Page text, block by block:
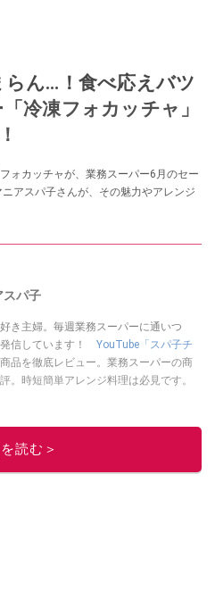
ん…！食べ応えバツ
冷凍フォカッチャ」
ォカッチャが、業務スーパー6月のセー
アスパ子さんが、その魅力やアレンジ
スパ子
き主婦。毎週業務スーパーに通いつ
信しています！ YouTube「スパ子チ
品を徹底レビュー。業務スーパーの商
。時短簡単アレンジ料理は必見です。
イチオシストの他の記事を読む
読む＞